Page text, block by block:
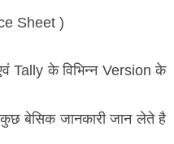
Sheet )
Tally के विभिन्न Version के
बेसिक जानकारी जान लेते है